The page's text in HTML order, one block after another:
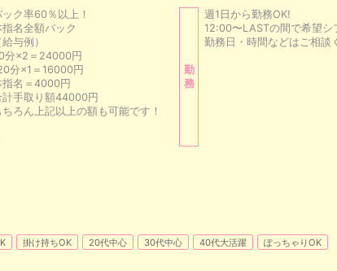
ック率60％以上！
指名全額バック
給与例）
分×2＝24000円
分×1＝16000円
指名＝4000円
計手取り額44000円
ちろん上記以上の額も可能です！
勤
務
週1日から勤務OK!
12:00〜LASTの間で希望シ
勤務日・時間などはご相談
掛け持ちOK 20代中心 30代中心 40代大活躍 ぽっちゃりOK